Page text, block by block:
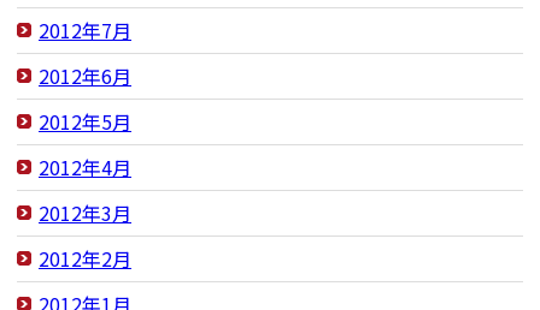
2012年7月
2012年6月
2012年5月
2012年4月
2012年3月
2012年2月
2012年1月